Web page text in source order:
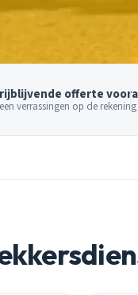
offerte
verrassingen op de rekening